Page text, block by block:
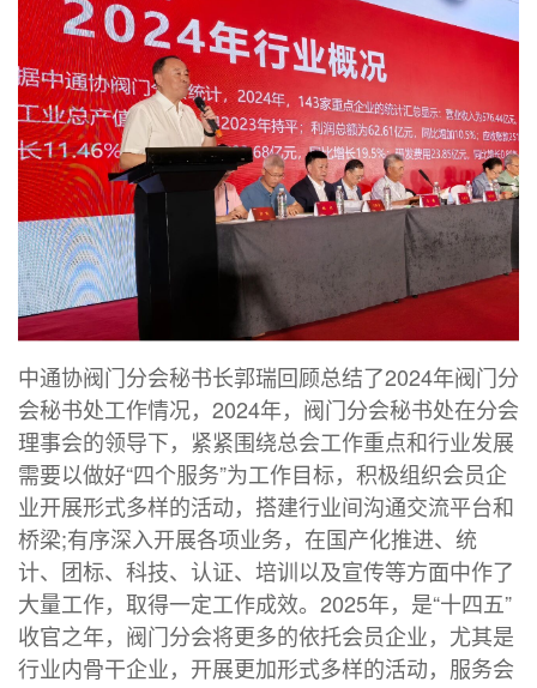
中通协阀门分会秘书长郭瑞回顾总结了2024年阀门分
会秘书处工作情况，2024年，阀门分会秘书处在分会
理事会的领导下，紧紧围绕总会工作重点和行业发展
需要以做好“四个服务”为工作目标，积极组织会员企
业开展形式多样的活动，搭建行业间沟通交流平台和
桥梁;有序深入开展各项业务，在国产化推进、统
计、团标、科技、认证、培训以及宣传等方面中作了
大量工作，取得一定工作成效。2025年，是“十四五”
收官之年，阀门分会将更多的依托会员企业，尤其是
行业内骨干企业，开展更加形式多样的活动，服务会